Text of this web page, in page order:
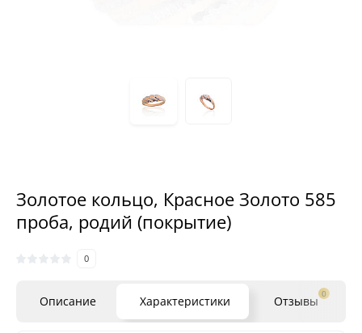
Золотое кольцо, Красное Золото 585
проба, родий (покрытие)
0
Описание Характеристики Отзывы 0